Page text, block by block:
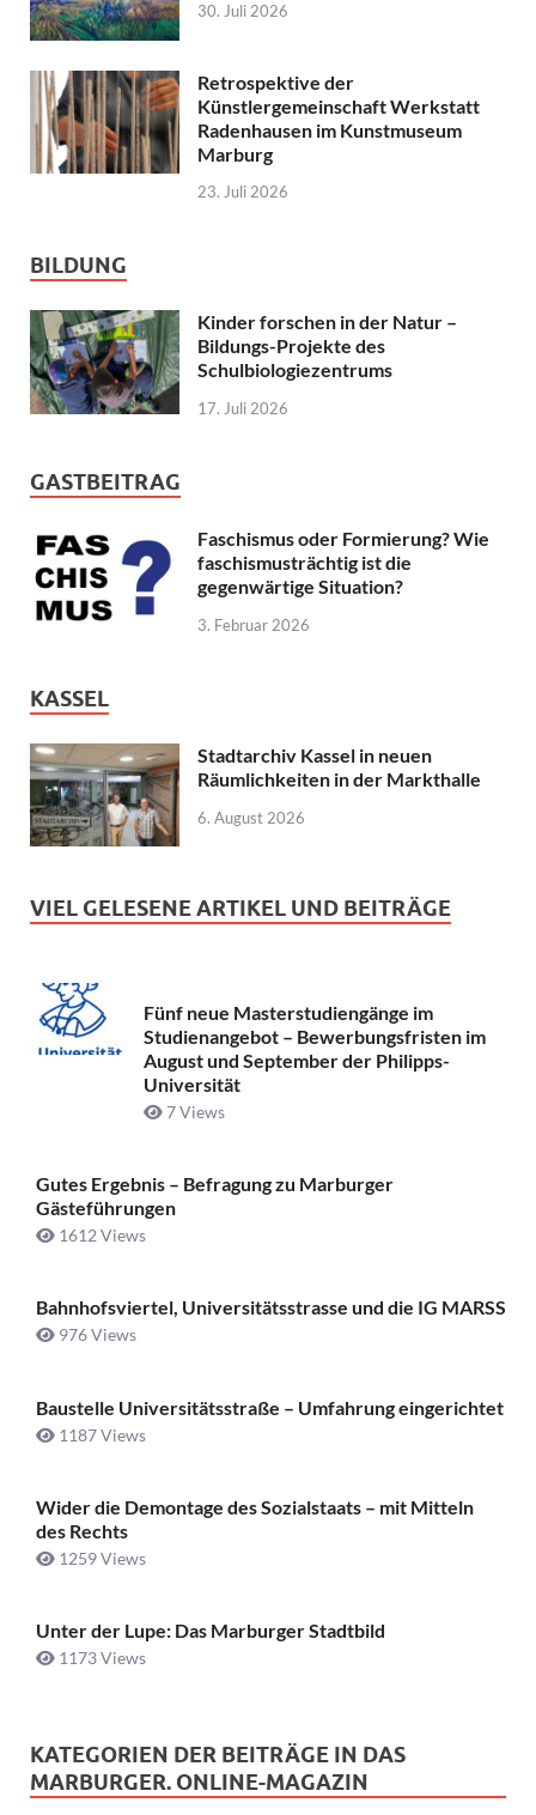
30. Juli 2026
Retrospektive der
Künstlergemeinschaft Werkstatt
Radenhausen im Kunstmuseum
Marburg
23. Juli 2026
BILDUNG
Kinder forschen in der Natur –
Bildungs-Projekte des
Schulbiologiezentrums
17. Juli 2026
GASTBEITRAG
Faschismus oder Formierung? Wie
faschismusträchtig ist die
gegenwärtige Situation?
3. Februar 2026
KASSEL
Stadtarchiv Kassel in neuen
Räumlichkeiten in der Markthalle
6. August 2026
VIEL GELESENE ARTIKEL UND BEITRÄGE
Fünf neue Masterstudiengänge im
Studienangebot – Bewerbungsfristen im
August und September der Philipps-
Universität
7 Views
Gutes Ergebnis – Befragung zu Marburger
Gästeführungen
1612 Views
Bahnhofsviertel, Universitätsstrasse und die IG MARSS
976 Views
Baustelle Universitätsstraße ­– Umfahrung eingerichtet
1187 Views
Wider die Demontage des Sozialstaats – mit Mitteln
des Rechts
1259 Views
Unter der Lupe: Das Marburger Stadtbild
1173 Views
KATEGORIEN DER BEITRÄGE IN DAS
MARBURGER. ONLINE-MAGAZIN